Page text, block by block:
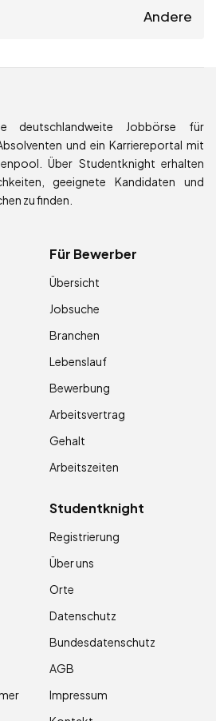
Andere
deutschlandweite Jobbörse für
und ein Karriereportal mit
Über Studentknight erhalten
geeignete Kandidaten und
zu finden.
Für Bewerber
Übersicht
Jobsuche
Branchen
Lebenslauf
Bewerbung
Arbeitsvertrag
Gehalt
Arbeitszeiten
Studentknight
Registrierung
Über uns
Orte
Datenschutz
Bundesdatenschutz
AGB
Impressum